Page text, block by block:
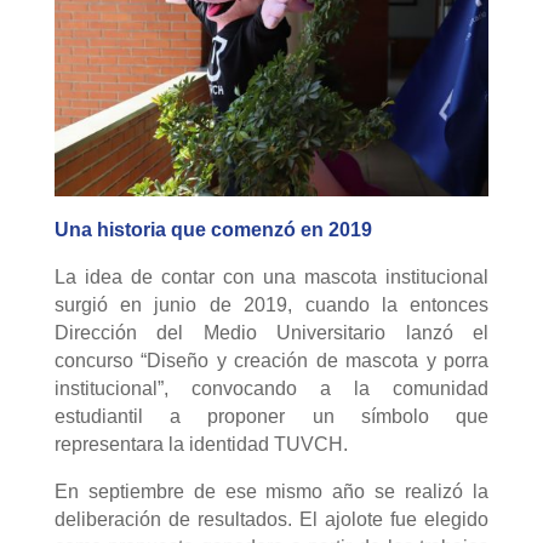
Una historia que comenzó en 2019
La idea de contar con una mascota institucional
surgió en junio de 2019, cuando la entonces
Dirección del Medio Universitario lanzó el
concurso “Diseño y creación de mascota y porra
institucional”, convocando a la comunidad
estudiantil a proponer un símbolo que
representara la identidad TUVCH.
En septiembre de ese mismo año se realizó la
deliberación de resultados. El ajolote fue elegido